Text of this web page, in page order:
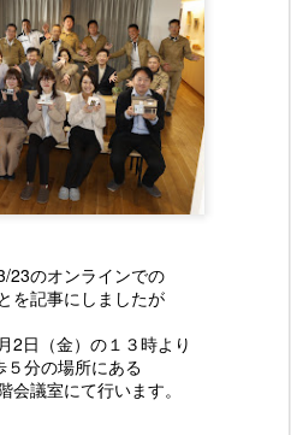
23のオンラインでの
を記事にしましたが
2日（金）の１３時より
５分の場所にある
会議室にて行います。